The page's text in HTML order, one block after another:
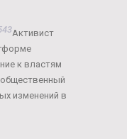
Активист
к властям
изменений в